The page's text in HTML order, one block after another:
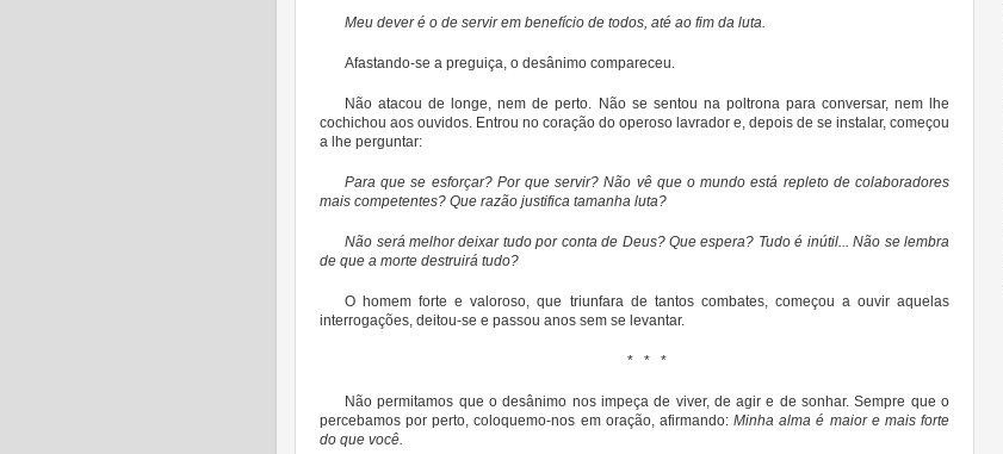
Meu dever é o de servir em benefício de todos, até ao fim da luta.
Afastando-se a preguiça, o desânimo compareceu.
Não atacou de longe, nem de perto. Não se sentou na poltrona para conversar, nem lhe
cochichou aos ouvidos. Entrou no coração do operoso lavrador e, depois de se instalar, começou
a lhe perguntar:
Para que se esforçar? Por que servir? Não vê que o mundo está repleto de colaboradores
mais competentes? Que razão justifica tamanha luta?
Não será melhor deixar tudo por conta de Deus? Que espera? Tudo é inútil... Não se lembra
de que a morte destruirá tudo?
O homem forte e valoroso, que triunfara de tantos combates, começou a ouvir aquelas
interrogações, deitou-se e passou anos sem se levantar.
* * *
Não permitamos que o desânimo nos impeça de viver, de agir e de sonhar. Sempre que o
percebamos por perto, coloquemo-nos em oração, afirmando:Minha alma é maior e mais forte
do que você.